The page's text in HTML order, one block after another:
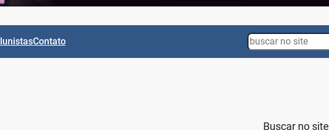
Contato Search
Buscar no site